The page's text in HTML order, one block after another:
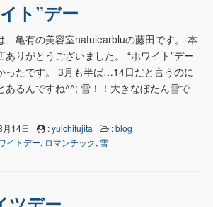
ト”デー
、亀有の美容室natulearbluの藤田です。 本
ありがとうございました。 “ホワイト”デー
ったです。 3月も半ば…14日だと言うのに
あるんですね^^; 雪！！大きなぼたん雪で
14日 :yuichifujita :blog
イトデー, ロマンチック, 雪